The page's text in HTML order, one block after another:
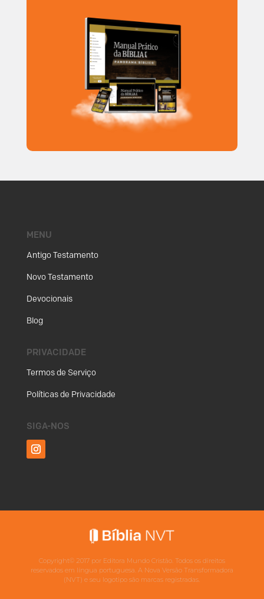
MENU
Antigo Testamento
Novo Testamento
Devocionais
Blog
PRIVACIDADE
Termos de Serviço
Políticas de Privacidade
SIGA-NOS
Copyright© 2017 por Editora Mundo Cristão. Todos os direitos
reservados em língua portuguesa. A Nova Versão Transformadora
(NVT) e seu logotipo são marcas registradas.